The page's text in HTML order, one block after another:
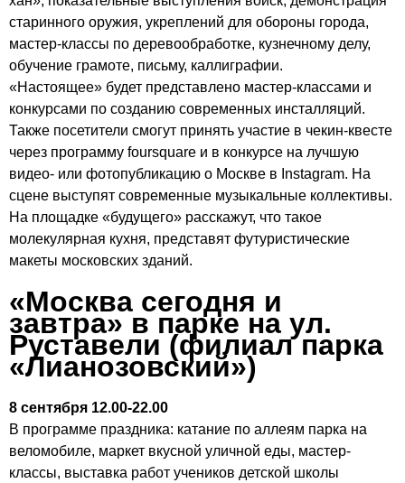
старинного оружия, укреплений для обороны города,
мастер-классы по деревообработке, кузнечному делу,
обучение грамоте, письму, каллиграфии.
«Настоящее» будет представлено мастер-классами и
конкурсами по созданию современных инсталляций.
Также посетители смогут принять участие в чекин-квесте
через программу foursquare и в конкурсе на лучшую
видео- или фотопубликацию о Москве в Instagram. На
сцене выступят современные музыкальные коллективы.
На площадке «будущего» расскажут, что такое
молекулярная кухня, представят футуристические
макеты московских зданий.
«Москва сегодня и
завтра» в парке на ул.
Руставели (филиал парка
«Лианозовский»)
8 сентября 12.00-22.00
В программе праздника: катание по аллеям парка на
веломобиле, маркет вкусной уличной еды, мастер-
классы, выставка работ учеников детской школы